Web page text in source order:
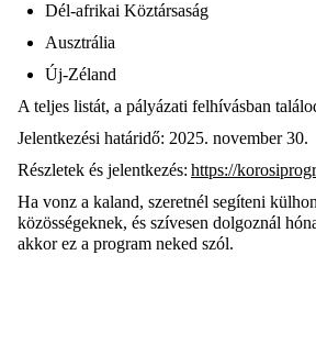
Dél-afrikai Köztársaság
Ausztrália
Új-Zéland
A teljes listát, a pályázati felhívásban
Jelentkezési határidő: 2025. november 30.
Részletek és jelentkezés: https://
Ha vonz a kaland, szeretnél segíteni
közösségeknek, és szívesen dolgoznál
akkor ez a program neked szól.